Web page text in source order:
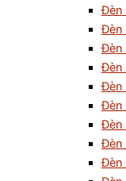
Đèn
Đèn
Đèn
Đèn
Đèn
Đèn
Đèn
Đèn
Đèn